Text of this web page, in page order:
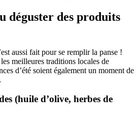
déguster des produits
aussi fait pour se remplir la panse !
meilleures traditions locales de
d’été soient également un moment de
(huile d’olive, herbes de